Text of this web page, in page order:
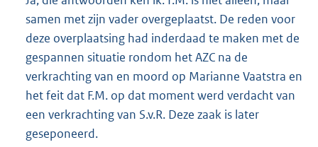
samen met zijn vader overgeplaatst. De reden voor
deze overplaatsing had inderdaad te maken met de
gespannen situatie rondom het AZC na de
verkrachting van en moord op Marianne Vaatstra en
het feit dat F.M. op dat moment werd verdacht van
een verkrachting van S.v.R. Deze zaak is later
geseponeerd.